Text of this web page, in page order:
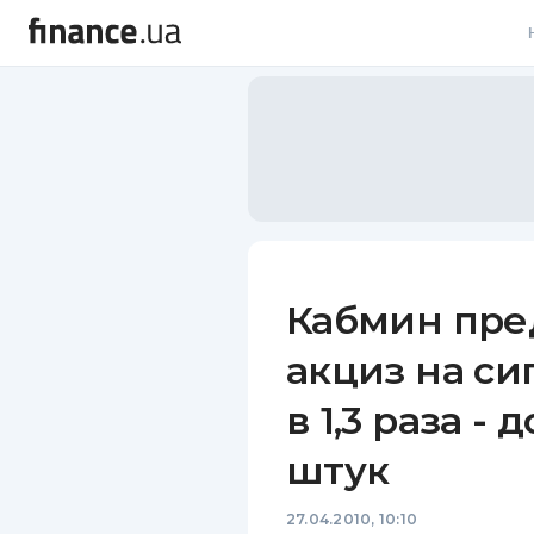
Кабмин
акциз на
в 1,3 раза -
штук
27.04.2010, 10:10